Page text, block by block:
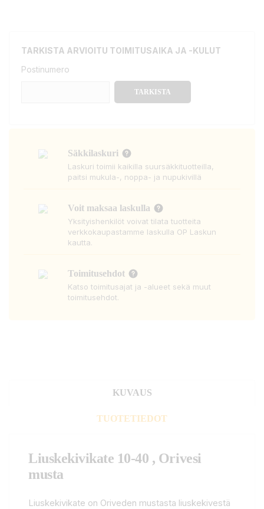
TARKISTA ARVIOITU TOIMITUSAIKA JA -KULUT
Postinumero
TARKISTA
Säkkilaskuri
Laskuri toimii kaikilla suursäkkituotteilla,
paitsi mukula-, noppa- ja nupukivillä
Voit maksaa laskulla
Yksityishenkilöt voivat tilata tuotteita
verkkokaupastamme laskulla OP Laskun
kautta.
Toimitusehdot
Katso toimitusajat ja -alueet sekä muut
toimitusehdot.
KUVAUS
TUOTETIEDOT
Liuskekivikate 10-40 , Orivesi
musta
Liuskekivikate on Oriveden mustasta liuskekivestä